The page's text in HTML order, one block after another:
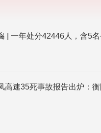
| 一年处分42446人，含5
高速35死事故报告出炉：